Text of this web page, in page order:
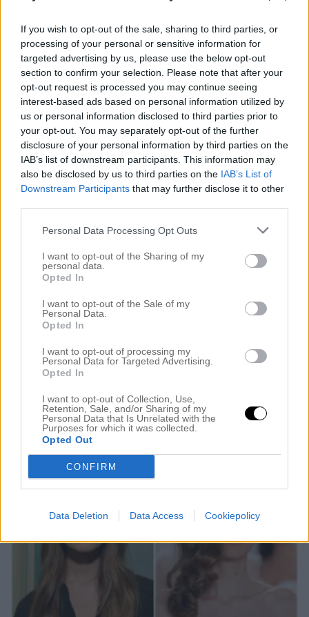
If you wish to opt-out of the sale, sharing to third parties, or
processing of your personal or sensitive information for
targeted advertising by us, please use the below opt-out
section to confirm your selection. Please note that after your
opt-out request is processed you may continue seeing
interest-based ads based on personal information utilized by
us or personal information disclosed to third parties prior to
your opt-out. You may separately opt-out of the further
disclosure of your personal information by third parties on the
IAB’s list of downstream participants. This information may
also be disclosed by us to third parties on the IAB’s List of
Downstream Participants that may further disclose it to other
Personal Data Processing Opt Outs
I want to opt-out of the Sharing of my
personal data.
Opted In
I want to opt-out of the Sale of my
Personal Data.
Opted In
I want to opt-out of processing my
Personal Data for Targeted Advertising.
Opted In
I want to opt-out of Collection, Use,
Retention, Sale, and/or Sharing of my
Personal Data that Is Unrelated with the
Purposes for which it was collected.
Opted Out
CONFIRM
Data Deletion Data Access Cookiepolicy
som helst (: I måndags var jag hos underbara Elita
på Skin Agency. […]
HÖGA KONTRASTER – VAD SKA JAG SÄGA TILL
FRISÖREN?
3 maj 2016, 07:57
GOD MORGON! Hur mår ni? Alltså kan vi bara
snabbt prata om vädret igår? Jag hoppas denna dag
blir lika fantastisk. Jag måste visa en färgning som
älskar dessa typer av Ombre:s för att det är så
mycket power i dom samt att håret […]